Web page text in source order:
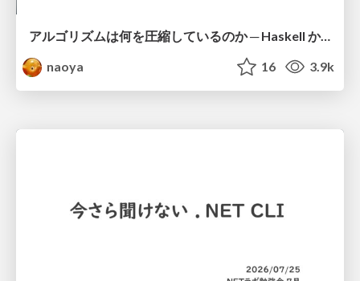
アルゴリズムは何を圧縮しているのか ─ Haskell から育った「圧縮代数」というメンタルモデル
naoya
16 3.9k